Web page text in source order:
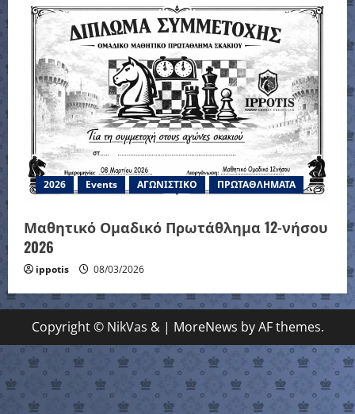
2026 Events ΑΓΩΝΙΣΤΙΚΟ ΠΡΩΤΑΘΛΗΜΑΤΑ
Μαθητικό Ομαδικό Πρωτάθλημα 12-νήσου
2026
ippotis 08/03/2026
Copyright © NikVas & | MoreNews by AF themes.